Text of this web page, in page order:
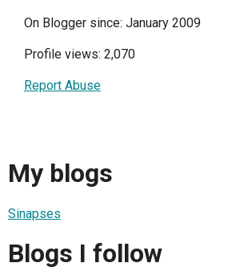
On Blogger since: January 2009
Profile views: 2,070
Report Abuse
My blogs
Sinapses
Blogs I follow